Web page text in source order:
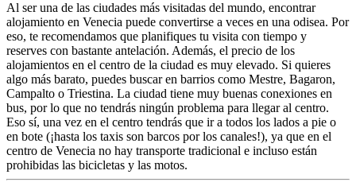
Al ser una de las ciudades más visitadas del mundo, encontrar
alojamiento en Venecia puede convertirse a veces en una odisea. Por
eso, te recomendamos que planifiques tu visita con tiempo y
reserves con bastante antelación. Además, el precio de los
alojamientos en el centro de la ciudad es muy elevado. Si quieres
algo más barato, puedes buscar en barrios como Mestre, Bagaron,
Campalto o Triestina. La ciudad tiene muy buenas conexiones en
bus, por lo que no tendrás ningún problema para llegar al centro.
Eso sí, una vez en el centro tendrás que ir a todos los lados a pie o
en bote (¡hasta los taxis son barcos por los canales!), ya que en el
centro de Venecia no hay transporte tradicional e incluso están
prohibidas las bicicletas y las motos.